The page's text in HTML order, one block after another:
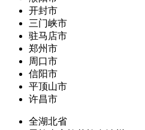
开封市
三门峡市
驻马店市
郑州市
周口市
信阳市
平顶山市
许昌市
全湖北省